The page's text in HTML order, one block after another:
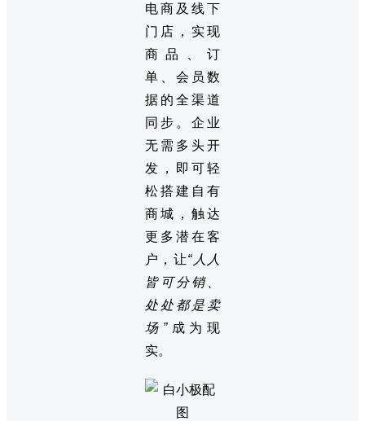
电商及线下
门店，实现
商品、订
单、会员数
据的全渠道
同步。企业
无需多头开
发，即可轻
松搭建自有
商城，触达
更多潜在客
户，让“人人
皆可分销、
处处都是卖
场”成为现
实。